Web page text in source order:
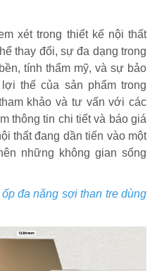
xét trong thiết kế nội thất
thay đổi, sự đa dạng trong
tính thẩm mỹ, và sự bảo
thế của sản phẩm trong
khảo và tư vấn với các
thông tin chi tiết và báo giá
thất đang dần tiến vào một
những không gian sống
đa năng sợi than tre dùng